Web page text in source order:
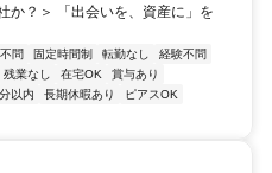
か？＞ 「出会いを、資産に」を
問 固定時間制 転勤なし
経験不問
残業なし 在宅OK
賞与あり
以内 長期休暇あり
ピアスOK